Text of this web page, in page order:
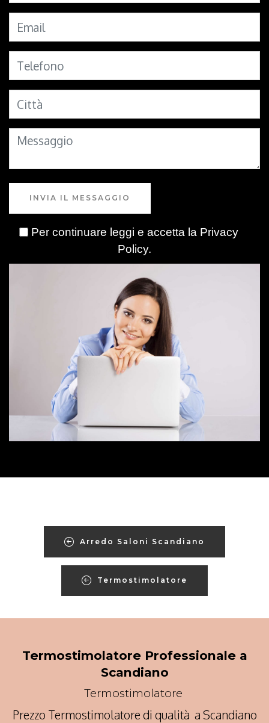
INVIA IL MESSAGGIO
Per continuare leggi e accetta la Privacy
Policy.
Arredo Saloni Scandiano
Termostimolatore
Termostimolatore Professionale a
Scandiano
Termostimolatore
Prezzo Termostimolatore di qualità a Scandiano